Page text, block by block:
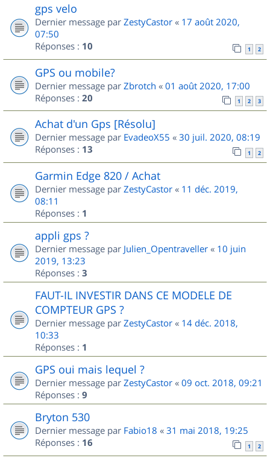
gps velo
Dernier message par ZestyCastor « 17 août 2020,
07:50
Réponses : 10 1 2
GPS ou mobile?
Dernier message par Zbrotch « 01 août 2020, 17:00
Réponses : 20 1 2 3
Achat d'un Gps [Résolu]
Dernier message par EvadeoX55 « 30 juil. 2020, 08:19
Réponses : 13 1 2
Garmin Edge 820 / Achat
Dernier message par ZestyCastor « 11 déc. 2019,
08:11
Réponses : 1
appli gps ?
Dernier message par Julien_Opentraveller « 10 juin
2019, 13:23
Réponses : 3
FAUT-IL INVESTIR DANS CE MODELE DE
COMPTEUR GPS ?
Dernier message par ZestyCastor « 14 déc. 2018,
10:33
Réponses : 1
GPS oui mais lequel ?
Dernier message par ZestyCastor « 09 oct. 2018, 09:21
Réponses : 9
Bryton 530
Dernier message par Fabio18 « 31 mai 2018, 19:25
Réponses : 16 1 2